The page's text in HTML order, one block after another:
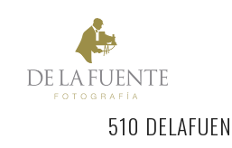
510